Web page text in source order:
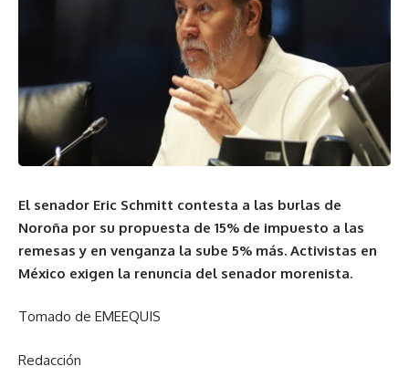
El senador Eric Schmitt contesta a las burlas de
Noroña por su propuesta de 15% de impuesto a las
remesas y en venganza la sube 5% más. Activistas en
México exigen la renuncia del senador morenista.
Tomado de EMEEQUIS
Redacción